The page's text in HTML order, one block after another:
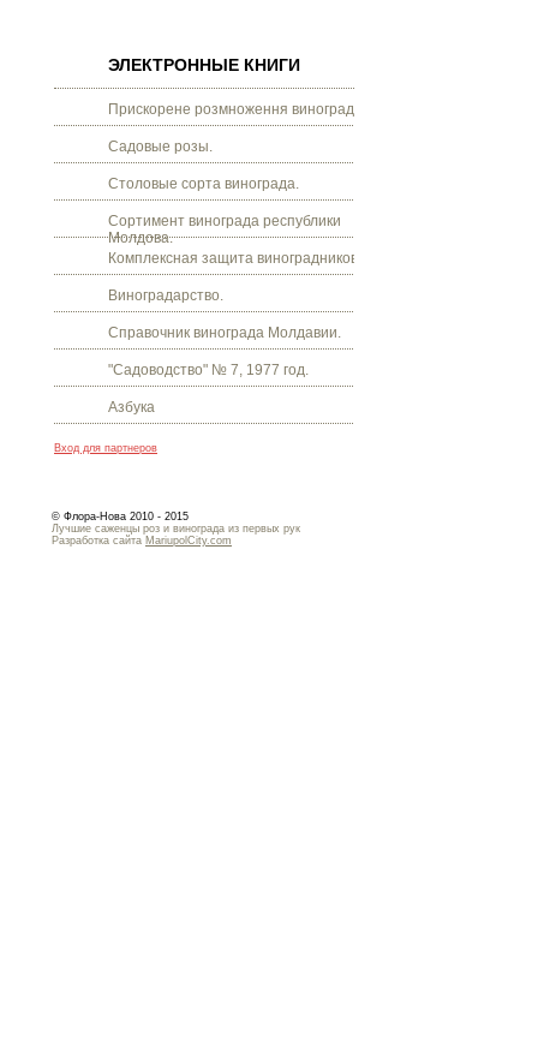
ЭЛЕКТРОННЫЕ КНИГИ
Прискорене розмноження винограду.
Садовые розы.
Столовые сорта винограда.
Сортимент винограда республики
Молдова.
Комплексная защита виноградников.
Виноградарство.
Справочник винограда Молдавии.
"Садоводство" № 7, 1977 год.
Азбука
Вход для партнеров
© Флора-Нова 2010 - 2015
Лучшие саженцы роз и винограда из первых рук
Разработка сайта MariupolCity.com